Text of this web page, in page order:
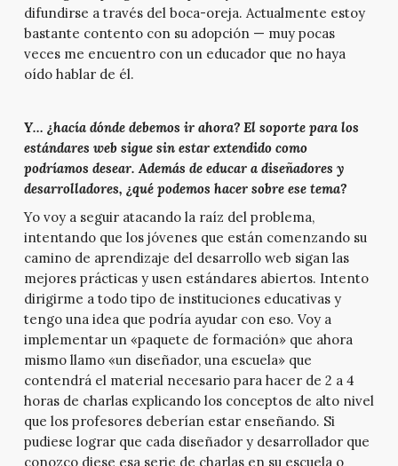
difundirse a través del boca-oreja. Actualmente estoy
bastante contento con su adopción — muy pocas
veces me encuentro con un educador que no haya
oído hablar de él.
Y… ¿hacía dónde debemos ir ahora? El soporte para los
estándares web sigue sin estar extendido como
podríamos desear. Además de educar a diseñadores y
desarrolladores, ¿qué podemos hacer sobre ese tema?
Yo voy a seguir atacando la raíz del problema,
intentando que los jóvenes que están comenzando su
camino de aprendizaje del desarrollo web sigan las
mejores prácticas y usen estándares abiertos. Intento
dirigirme a todo tipo de instituciones educativas y
tengo una idea que podría ayudar con eso. Voy a
implementar un «paquete de formación» que ahora
mismo llamo «un diseñador, una escuela» que
contendrá el material necesario para hacer de 2 a 4
horas de charlas explicando los conceptos de alto nivel
que los profesores deberían estar enseñando. Si
pudiese lograr que cada diseñador y desarrollador que
conozco diese esa serie de charlas en su escuela o